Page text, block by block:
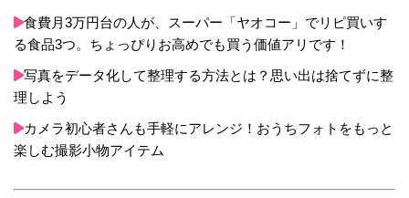
食費月3万円台の人が、スーパー「ヤオコー」でリピ買いす
る食品3つ。ちょっぴりお高めでも買う価値アリです！
写真をデータ化して整理する方法とは？思い出は捨てずに整
理しよう
カメラ初心者さんも手軽にアレンジ！おうちフォトをもっと
楽しむ撮影小物アイテム